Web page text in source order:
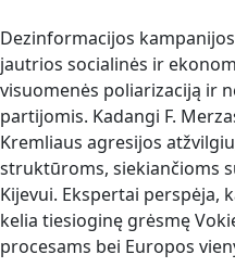
Dezinformacijos
jautrios socialinės ir
visuomenės poliarizaciją ir
partijomis. Kadangi F.
Kremliaus agresijos
struktūroms, siekiančioms
Kijevui. Ekspertai perspėja,
kelia tiesioginę grėsmę
procesams bei Europos